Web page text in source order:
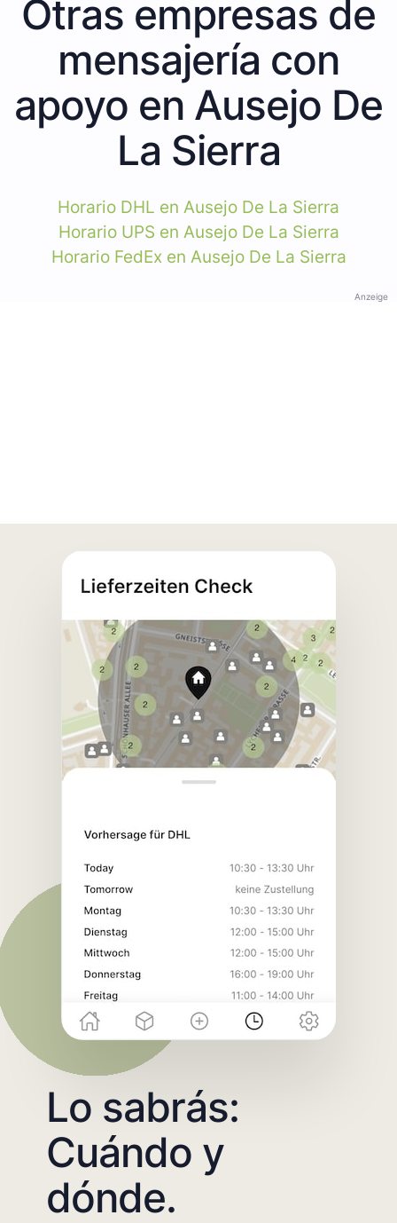
Otras empresas de
mensajería con
apoyo en Ausejo De
La Sierra
Horario DHL en Ausejo De La Sierra
Horario UPS en Ausejo De La Sierra
Horario FedEx en Ausejo De La Sierra
Anzeige
Lo sabrás:
Cuándo y
dónde.